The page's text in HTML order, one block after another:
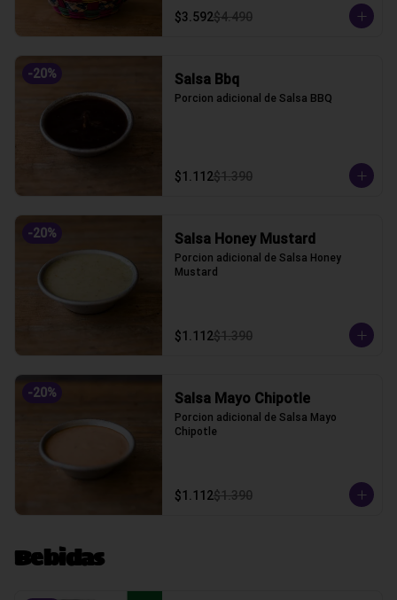
$3.592$4.490
-20% Salsa Bbq
Porcion adicional de Salsa BBQ
$1.112$1.390
-20% Salsa Honey Mustard
Porcion adicional de Salsa Honey
Mustard
$1.112$1.390
-20% Salsa Mayo Chipotle
Porcion adicional de Salsa Mayo
Chipotle
$1.112$1.390
Bebidas